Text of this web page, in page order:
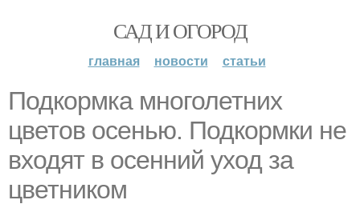
САД И ОГОРОД
главная новости статьи
Подкормка многолетних
цветов осенью. Подкормки не
входят в осенний уход за
цветником